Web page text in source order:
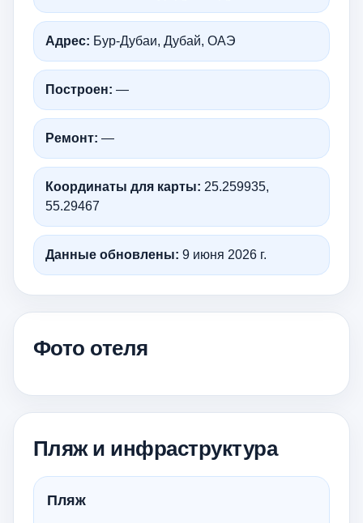
Адрес: Бур-Дубаи, Дубай, ОАЭ
Построен: —
Ремонт: —
Координаты для карты: 25.259935,
55.29467
Данные обновлены: 9 июня 2026 г.
Фото отеля
Пляж и инфраструктура
Пляж